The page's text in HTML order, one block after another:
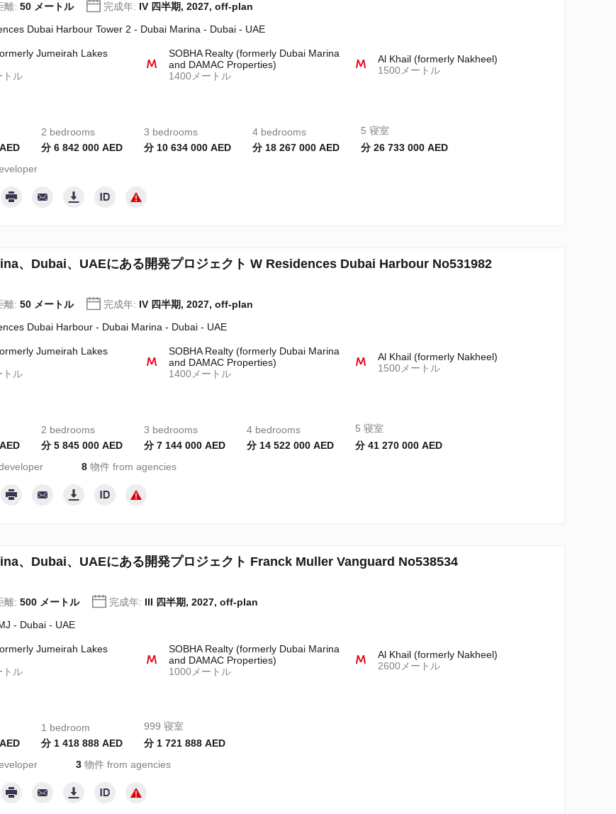
離: 50 メートル 完成年: IV 四半期, 2027, off-plan
Dubai Harbour Tower 2 - Dubai Marina - Dubai - UAE
Jumeirah Lakes
トル
SOBHA Realty (formerly Dubai Marina
and DAMAC Properties)
1400メートル
Al Khail (formerly Nakheel)
1500メートル
2 bedrooms
分 6 842 000 AED
3 bedrooms
分 10 634 000 AED
4 bedrooms
分 18 267 000 AED
5 寝室
分 26 733 000 AED
、Dubai、UAEにある開発プロジェクト W Residences Dubai Harbour No531982
離: 50 メートル 完成年: IV 四半期, 2027, off-plan
Dubai Harbour - Dubai Marina - Dubai - UAE
Jumeirah Lakes
トル
SOBHA Realty (formerly Dubai Marina
and DAMAC Properties)
1400メートル
Al Khail (formerly Nakheel)
1500メートル
2 bedrooms
分 5 845 000 AED
3 bedrooms
分 7 144 000 AED
4 bedrooms
分 14 522 000 AED
5 寝室
分 41 270 000 AED
8物件 from agencies
、Dubai、UAEにある開発プロジェクト Franck Muller Vanguard No538534
離: 500 メートル 完成年: III 四半期, 2027, off-plan
- Dubai - UAE
Jumeirah Lakes
トル
SOBHA Realty (formerly Dubai Marina
and DAMAC Properties)
1000メートル
Al Khail (formerly Nakheel)
2600メートル
1 bedroom
分 1 418 888 AED
999 寝室
分 1 721 888 AED
3物件 from agencies